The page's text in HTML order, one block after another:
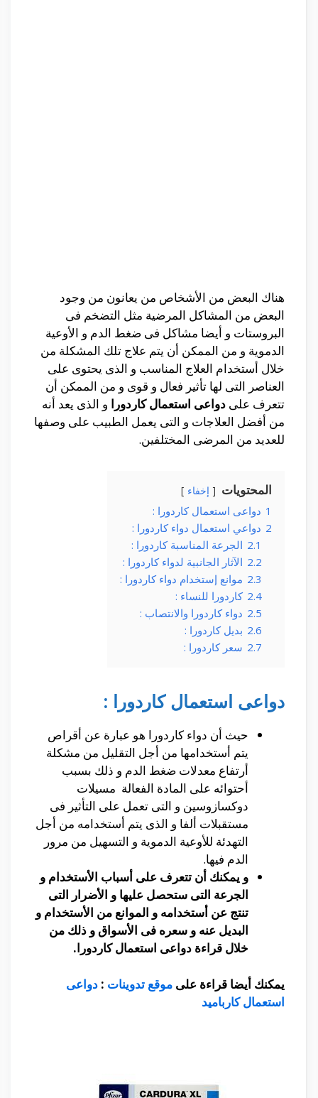
هناك البعض من الأشخاص من يعانون من وجود
البعض من المشاكل المرضية مثل التضخم فى
البروستات و أيضا مشاكل فى ضغط الدم و الأوعية
الدموية و من الممكن أن يتم علاج تلك المشكلة من
خلال أستخدام العلاج المناسب و الذى يحتوى على
العناصر التى لها تأثير فعال و قوى و من الممكن أن
تتعرف على دواعى استعمال كاردورا و الذى يعد أنه
من أفضل العلاجات و التى يعمل الطبيب على وصفها
للعديد من المرضى المختلفين.
المحتويات إخفاء
1 دواعى استعمال كاردورا :
2 دواعي استعمال دواء كاردورا :
2.1 الجرعة المناسبة كاردورا :
2.2 الآثار الجانبية لدواء كاردورا :
2.3 موانع إستخدام دواء كاردورا :
2.4 كاردورا للنساء :
2.5 دواء كاردورا والانتصاب :
2.6 بديل كاردورا :
2.7 سعر كاردورا :
دواعى استعمال كاردورا :
حيث أن دواء كاردورا هو عبارة عن أقراص
يتم أستخدامها من أجل التقليل من مشكلة
أرتفاع معدلات ضغط الدم و ذلك بسبب
أحتوائه على المادة الفعالة مسيلات
دوكسازوسين و التى تعمل على التأثير فى
مستقبلات ألفا و الذى يتم أستخدامه من أجل
التهدئة للأوعية الدموية و التسهيل من مرور
الدم فيها.
و يمكنك أن تتعرف على أسباب الأستخدام و
الجرعة التى ستحصل عليها و الأضرار التى
تنتج عن أستخدامه و الموانع من الأستخدام و
البديل عنه و سعره فى الأسواق و ذلك من
خلال قراءة دواعى استعمال كاردورا.
يمكنك أيضا قراءة على موقع تدوينات : دواعى
استعمال كارباميد